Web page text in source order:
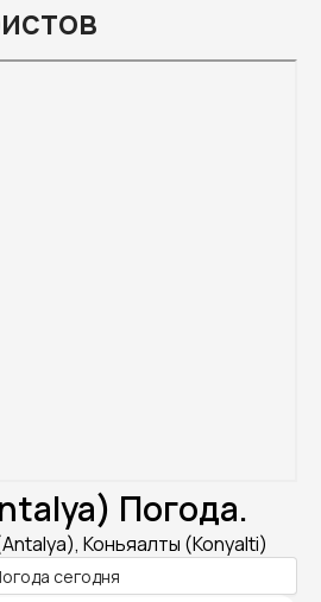
Погода.
Коньяалты (Konyalti)
сегодня